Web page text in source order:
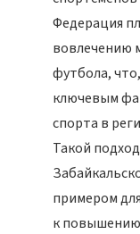
Федерация
вовлечению
футбола,
ключевым
спорта в
Такой
примером
к